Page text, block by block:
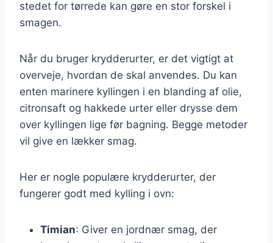
stedet for tørrede kan gøre en stor forskel i
smagen.
Når du bruger krydderurter, er det vigtigt at
overveje, hvordan de skal anvendes. Du kan
enten marinere kyllingen i en blanding af olie,
citronsaft og hakkede urter eller drysse dem
over kyllingen lige før bagning. Begge metoder
vil give en lækker smag.
Her er nogle populære krydderurter, der
fungerer godt med kylling i ovn:
Timian: Giver en jordnær smag, der